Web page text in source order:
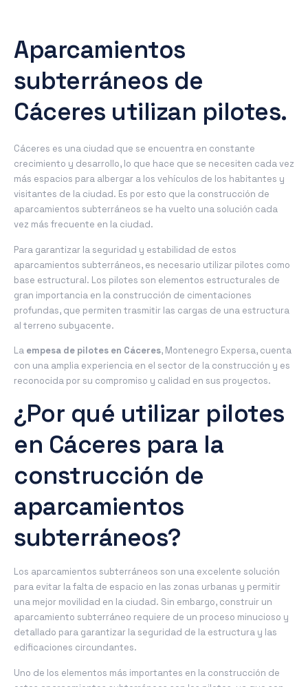
Aparcamientos
subterráneos de
Cáceres utilizan pilotes.
Cáceres es una ciudad que se encuentra en constante
crecimiento y desarrollo, lo que hace que se necesiten cada vez
más espacios para albergar a los vehículos de los habitantes y
visitantes de la ciudad. Es por esto que la construcción de
aparcamientos subterráneos se ha vuelto una solución cada
vez más frecuente en la ciudad.
Para garantizar la seguridad y estabilidad de estos
aparcamientos subterráneos, es necesario utilizar pilotes como
base estructural. Los pilotes son elementos estructurales de
gran importancia en la construcción de cimentaciones
profundas, que permiten trasmitir las cargas de una estructura
al terreno subyacente.
La empesa de pilotes en Cáceres, Montenegro Expersa, cuenta
con una amplia experiencia en el sector de la construcción y es
reconocida por su compromiso y calidad en sus proyectos.
¿Por qué utilizar pilotes
en Cáceres para la
construcción de
aparcamientos
subterráneos?
Los aparcamientos subterráneos son una excelente solución
para evitar la falta de espacio en las zonas urbanas y permitir
una mejor movilidad en la ciudad. Sin embargo, construir un
aparcamiento subterráneo requiere de un proceso minucioso y
detallado para garantizar la seguridad de la estructura y las
edificaciones circundantes.
Uno de los elementos más importantes en la construcción de